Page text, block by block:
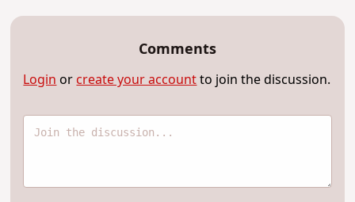
Comments
Loginorcreate your accountto join the discussion.